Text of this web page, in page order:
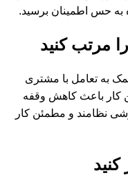
به حس اطمینان برسید.
به تعامل با مشتری
کار باعث کاهش وقفه
نظامند و مطمئن کار